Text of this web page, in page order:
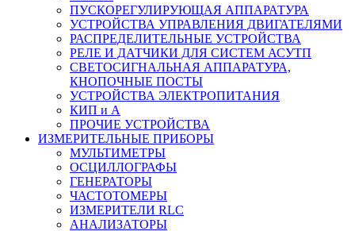
ПУСКОРЕГУЛИРУЮЩАЯ АППАРАТУРА
УСТРОЙСТВА УПРАВЛЕНИЯ ДВИГАТЕЛЯМИ
РАСПРЕДЕЛИТЕЛЬНЫЕ УСТРОЙСТВА
РЕЛЕ И ДАТЧИКИ ДЛЯ СИСТЕМ АСУТП
СВЕТОСИГНАЛЬНАЯ АППАРАТУРА,
КНОПОЧНЫЕ ПОСТЫ
УСТРОЙСТВА ЭЛЕКТРОПИТАНИЯ
КИП и А
ПРОЧИЕ УСТРОЙСТВА
ИЗМЕРИТЕЛЬНЫЕ ПРИБОРЫ
МУЛЬТИМЕТРЫ
ОСЦИЛЛОГРАФЫ
ГЕНЕРАТОРЫ
ЧАСТОТОМЕРЫ
ИЗМЕРИТЕЛИ RLC
АНАЛИЗАТОРЫ